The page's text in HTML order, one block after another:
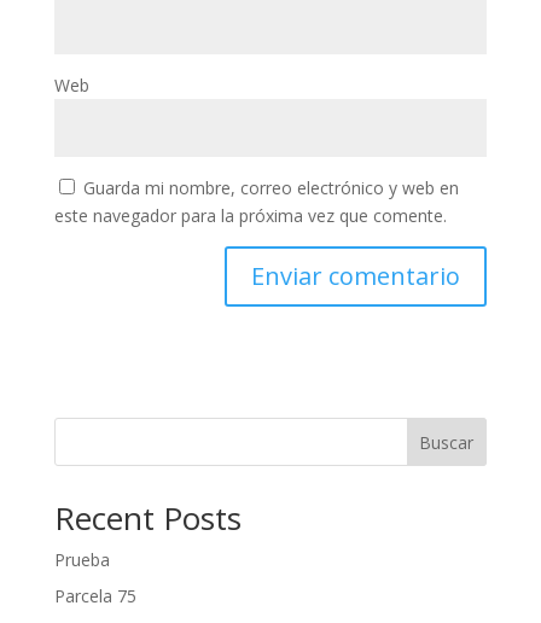
Web
Guarda mi nombre, correo electrónico y web en
este navegador para la próxima vez que comente.
Buscar
Recent Posts
Prueba
Parcela 75